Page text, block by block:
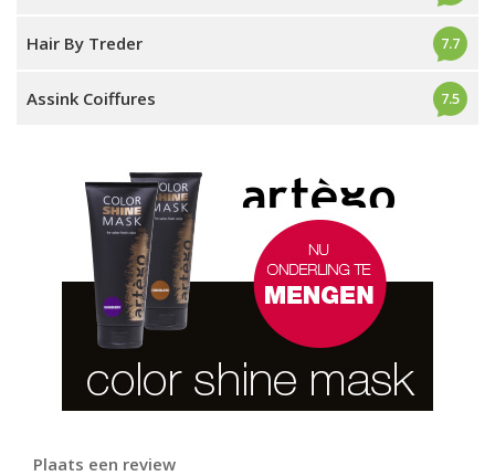
Hair By Treder 7.7
Assink Coiffures 7.5
Plaats een review